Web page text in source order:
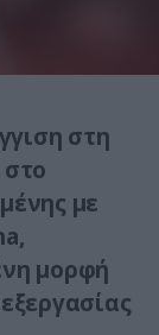
στη
με
μορφή